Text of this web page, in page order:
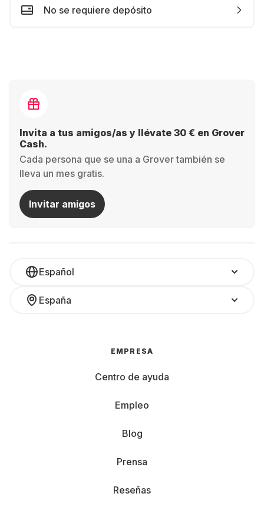
No se requiere depósito
Invita a tus amigos/as y llévate 30 € en Grover
Cash.
Cada persona que se una a Grover también se
lleva un mes gratis.
Invitar amigos
Español
España
EMPRESA
Centro de ayuda
Empleo
Blog
Prensa
Reseñas